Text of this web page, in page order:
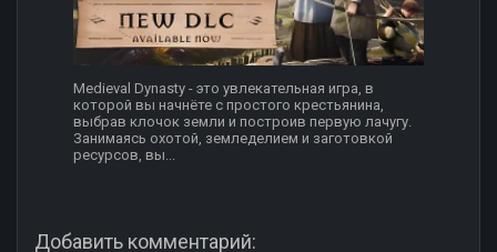
Medieval Dynasty - это увлекательная игра, в
которой вы начнёте с простого крестьянина,
выбрав клочок земли и построив первую лачугу.
Занимаясь охотой, земледелием и заготовкой
ресурсов, вы...
Добавить комментарий: